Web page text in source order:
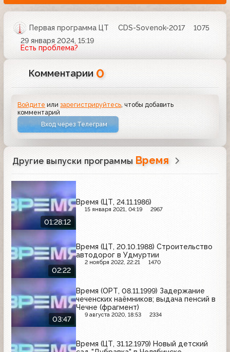
Первая программа ЦТ CDS-Sovenok-2017
1075
29 января 2024, 15:19
Есть проблема?
Комментарии 0
Войдите илизарегистрируйтесь , чтобы добавить
комментарий
Вход через Телеграм
Другие выпуски программы Время
01:28:12
Время (ЦТ, 24.11.1986)
15 января 2021, 04:19 2967
02:22
Время (ЦТ, 20.10.1988) Строительство
автодорог в Удмуртии
2 ноября 2022, 22:21 1470
03:47
Время (ОРТ, 08.11.1999) Задержание
чеченских наёмников; выдача пенсий в
Чечне (фрагмент)
9 августа 2020, 18:53 2334
Время (ЦТ, 31.12.1979) Новый детский